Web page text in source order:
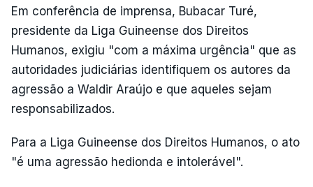
Em conferência de imprensa, Bubacar Turé,
presidente da Liga Guineense dos Direitos
Humanos, exigiu "com a máxima urgência" que as
autoridades judiciárias identifiquem os autores da
agressão a Waldir Araújo e que aqueles sejam
responsabilizados.
Para a Liga Guineense dos Direitos Humanos, o ato
"é uma agressão hedionda e intolerável".